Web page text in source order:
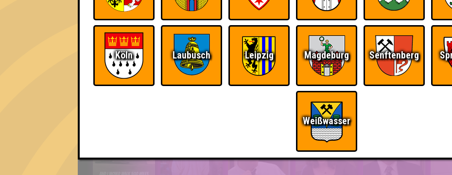
Errungenschaften
Kleiner Hinweis: bei uns sind Teams, die in einem Stechen verlieren, trotzdem auf dem 1. Platz - den haben sie sich
für diese auch Errungenschaften für den 1. Platz.
Wir sind immer bei
Euch!
Köln Laubusch Leipzig Magdeburg Senftenberg
Weißwasser